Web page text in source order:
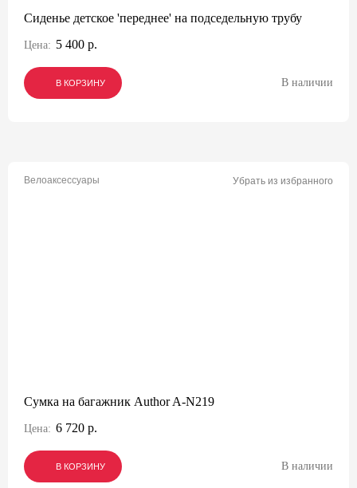
Сиденье детское 'переднее' на подседельную трубу
Цена: 5 400 р.
В КОРЗИНУ
В КОРЗИНУ
В КОРЗИНУ В наличии
Велоаксессуары Убрать из избранного
Сумка на багажник Author A-N219
Цена: 6 720 р.
В КОРЗИНУ
В КОРЗИНУ
В КОРЗИНУ В наличии